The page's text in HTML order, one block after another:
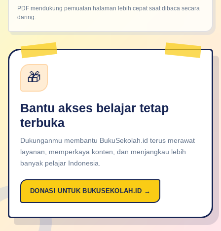
PDF mendukung pemuatan halaman lebih cepat saat dibaca secara
daring.
🎁
Bantu akses belajar tetap
terbuka
Dukunganmu membantu BukuSekolah.id terus merawat
layanan, memperkaya konten, dan menjangkau lebih
banyak pelajar Indonesia.
DONASI UNTUK BUKUSEKOLAH.ID →